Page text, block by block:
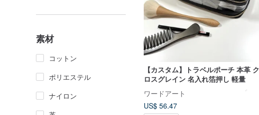
素材
コットン
ポリエステル
ナイロン
【カスタム】トラベルポーチ 本革 ク
ロスグレイン 名入れ箔押し 軽量
ワードアート
US$ 56.47